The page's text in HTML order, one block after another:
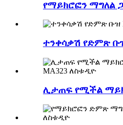
የማይክሮፎን ማግለል
ተንቀሳቃሽ የድምጽ ቡዝ
ሊታጠፍ የሚችል